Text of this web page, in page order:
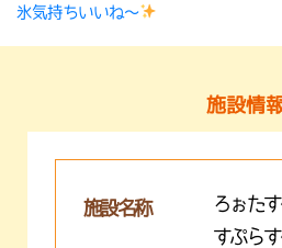
氷気持ちいいね〜
施設情
施設名称
ろぉた
すぷら